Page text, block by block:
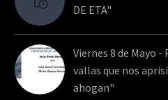
DE ETA"
Viernes 8 de Mayo
vallas que nos
ahogan"